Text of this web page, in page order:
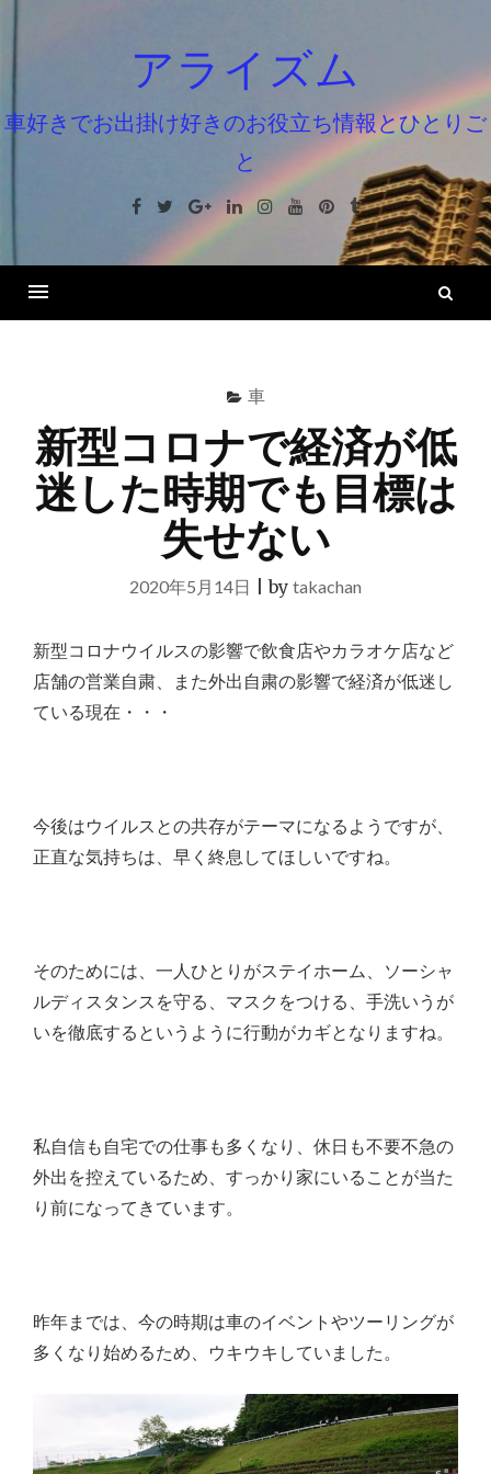
ン
ツ
ッ
アライズム
車好きでお出掛け好きのお役立ち情報とひとりご
と
Facebook
TwitterGoogle+LinkedinInstagramYoutube
Pinterest
Tumblr
車
新型コロナで経済が低
迷した時期でも目標は
失せない
2020年5月14日 |by takachan
新型コロナウイルスの影響で飲食店やカラオケ店など
店舗の営業自粛、また外出自粛の影響で経済が低迷し
ている現在・・・
今後はウイルスとの共存がテーマになるようですが、
正直な気持ちは、早く終息してほしいですね。
そのためには、一人ひとりがステイホーム、ソーシャ
ルディスタンスを守る、マスクをつける、手洗いうが
いを徹底するというように行動がカギとなりますね。
私自信も自宅での仕事も多くなり、休日も不要不急の
外出を控えているため、すっかり家にいることが当た
り前になってきています。
昨年までは、今の時期は車のイベントやツーリングが
多くなり始めるため、ウキウキしていました。